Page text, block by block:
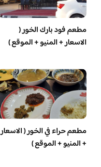
مطعم فود بارك الخور (
الاسعار + المنيو + الموقع )
مطعم حراء في الخور ( الاسعار
+ المنيو + الموقع )